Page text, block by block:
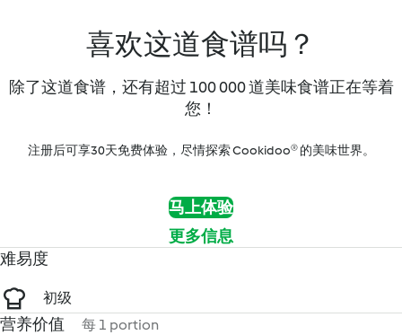
喜欢这道食谱吗？
除了这道食谱，还有超过 100 000 道美味食谱正在等着
您！
注册后可享30天免费体验，尽情探索 Cookidoo® 的美味世界。
马上体验
更多信息
难易度
初级
营养价值 每 1 portion